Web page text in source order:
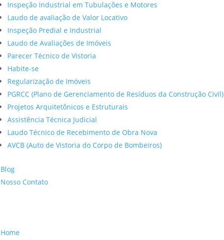
Inspeção Industrial em Tubulações e Motores
Laudo de avaliação de Valor Locativo
Inspeção Predial e Industrial
Laudo de Avaliações de Imóveis
Parecer Técnico de Vistoria
Habite-se
Regularização de Imóveis
PGRCC (Plano de Gerenciamento de Resíduos da Construção Civil)
Projetos Arquitetônicos e Estruturais
Assistência Técnica Judicial
Laudo Técnico de Recebimento de Obra Nova
AVCB (Auto de Vistoria do Corpo de Bombeiros)
Blog
Nosso Contato
Home